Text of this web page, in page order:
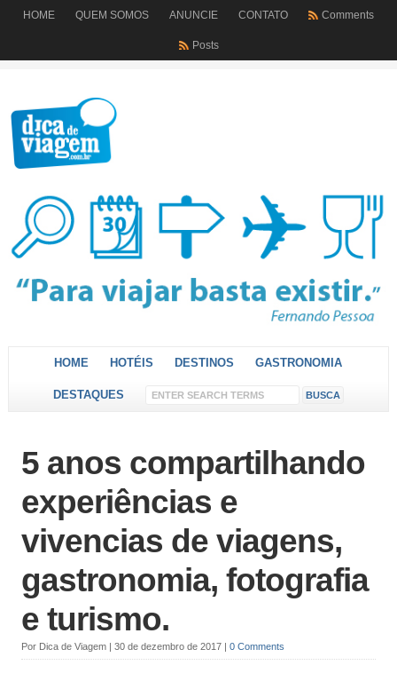
HOME QUEM SOMOS ANUNCIE CONTATO Comments
Posts
HOME HOTÉIS DESTINOS GASTRONOMIA
DESTAQUES
5 anos compartilhando
experiências e
vivencias de viagens,
gastronomia, fotografia
e turismo.
Por Dica de Viagem| 30 de dezembro de 2017 0 Comments